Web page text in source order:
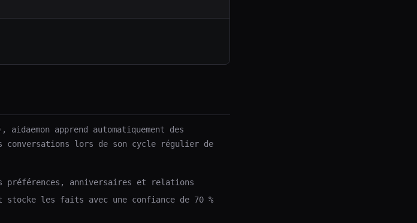
apprend automatiquement des
conversations lors de son cycle régulier de
préférences, anniversaires et relations
stocke les faits avec une confiance de 70 %